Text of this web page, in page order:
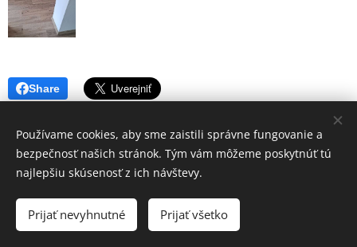
Share
© 2022 Všetky práva vyhradené
AST spol. s.r.o.
Cookies
Používame cookies, aby sme zaistili správne fungovanie a
bezpečnosť našich stránok. Tým vám môžeme poskytnúť tú
najlepšiu skúsenosť z ich návštevy.
Prijať nevyhnutné Prijať všetko